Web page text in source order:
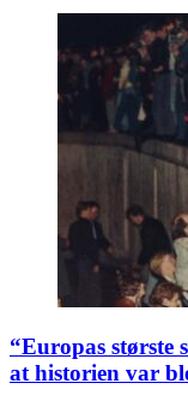
“Europas største
at historien var